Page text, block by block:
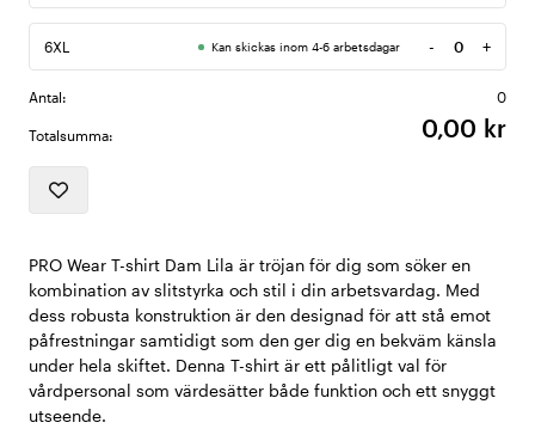
6XL Kan skickas inom 4-6 arbetsdagar -
Antal
+
Antal: 0
Totalsumma: 0,00 kr
PRO Wear T-shirt Dam Lila är tröjan för dig som söker en
kombination av slitstyrka och stil i din arbetsvardag. Med
dess robusta konstruktion är den designad för att stå emot
påfrestningar samtidigt som den ger dig en bekväm känsla
under hela skiftet. Denna T-shirt är ett pålitligt val för
vårdpersonal som värdesätter både funktion och ett snyggt
utseende.